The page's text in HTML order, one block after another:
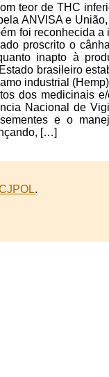
teor de THC
ANVISA e
foi reconhecida
proscrito o
inapto à
brasileiro
industrial
dos medicinais
Nacional de
e o
[…]
.